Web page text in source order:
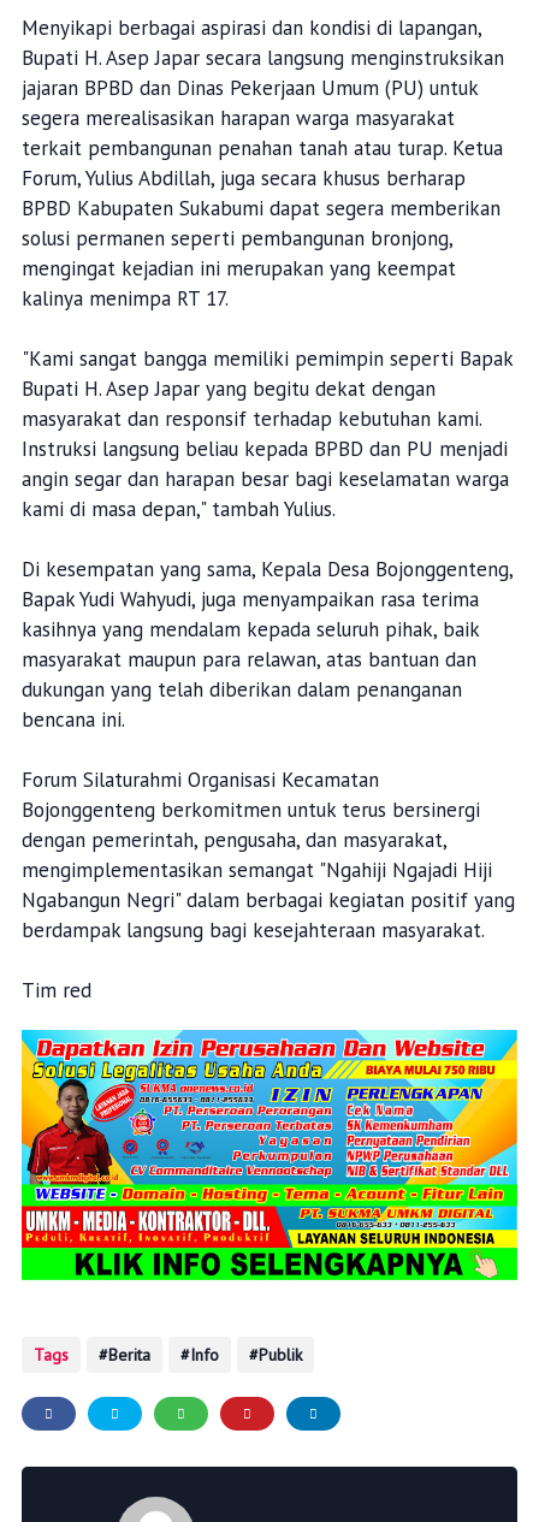
Menyikapi berbagai aspirasi dan kondisi di lapangan,
Bupati H. Asep Japar secara langsung menginstruksikan
jajaran BPBD dan Dinas Pekerjaan Umum (PU) untuk
segera merealisasikan harapan warga masyarakat
terkait pembangunan penahan tanah atau turap. Ketua
Forum, Yulius Abdillah, juga secara khusus berharap
BPBD Kabupaten Sukabumi dapat segera memberikan
solusi permanen seperti pembangunan bronjong,
mengingat kejadian ini merupakan yang keempat
kalinya menimpa RT 17.
"Kami sangat bangga memiliki pemimpin seperti Bapak
Bupati H. Asep Japar yang begitu dekat dengan
masyarakat dan responsif terhadap kebutuhan kami.
Instruksi langsung beliau kepada BPBD dan PU menjadi
angin segar dan harapan besar bagi keselamatan warga
kami di masa depan," tambah Yulius.
Di kesempatan yang sama, Kepala Desa Bojonggenteng,
Bapak Yudi Wahyudi, juga menyampaikan rasa terima
kasihnya yang mendalam kepada seluruh pihak, baik
masyarakat maupun para relawan, atas bantuan dan
dukungan yang telah diberikan dalam penanganan
bencana ini.
Forum Silaturahmi Organisasi Kecamatan
Bojonggenteng berkomitmen untuk terus bersinergi
dengan pemerintah, pengusaha, dan masyarakat,
mengimplementasikan semangat "Ngahiji Ngajadi Hiji
Ngabangun Negri" dalam berbagai kegiatan positif yang
berdampak langsung bagi kesejahteraan masyarakat.
Tim red
Tags Berita Info Publik